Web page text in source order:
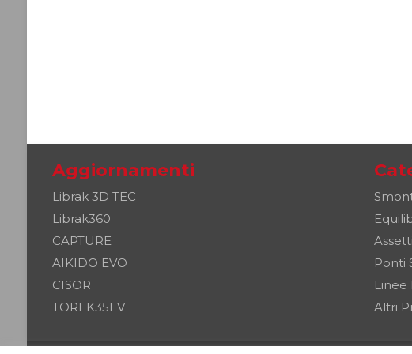
Aggiornamenti
Librak 3D TEC
Librak360
CAPTURE
AIKIDO EVO
CISOR
TOREK35EV
Assetti
Ponti
Linee
Altri